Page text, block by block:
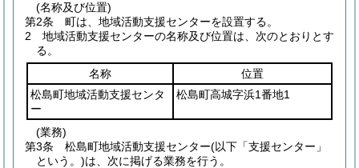
(名称及び位置)
第2条
町は、地域活動支援センターを設置する。
2
地域活動支援センターの名称及び位置は、次のとおりとす
る。
名称
位置
松島町地域活動支援センタ
ー
松島町高城字浜1番地1
(業務)
第3条
松島町地域活動支援センター(以下「支援センター」
という。)は、次に掲げる業務を行う。